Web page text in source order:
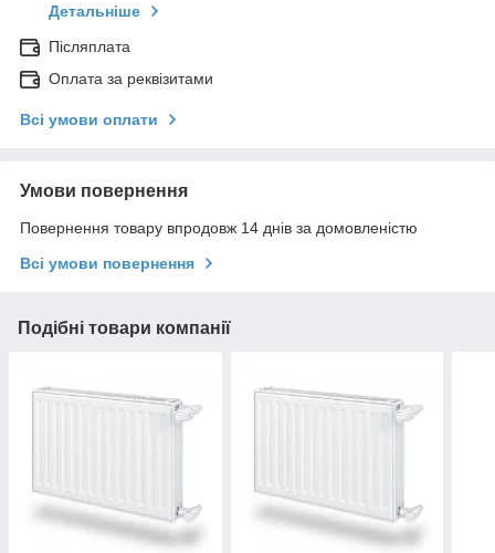
Детальніше
Післяплата
Оплата за реквізитами
Всі умови оплати
Умови повернення
Повернення товару впродовж 14 днів за домовленістю
Всі умови повернення
Подібні товари компанії